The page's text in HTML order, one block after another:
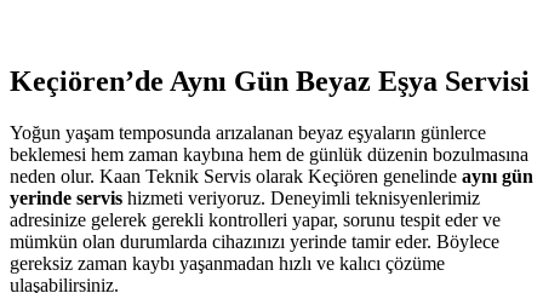
Keçiören’de Aynı Gün Beyaz Eşya Servisi
Yoğun yaşam temposunda arızalanan beyaz eşyaların günlerce
beklemesi hem zaman kaybına hem de günlük düzenin bozulmasına
neden olur. Kaan Teknik Servis olarak Keçiören genelinde aynı gün
yerinde servis hizmeti veriyoruz. Deneyimli teknisyenlerimiz
adresinize gelerek gerekli kontrolleri yapar, sorunu tespit eder ve
mümkün olan durumlarda cihazınızı yerinde tamir eder. Böylece
gereksiz zaman kaybı yaşanmadan hızlı ve kalıcı çözüme
ulaşabilirsiniz.